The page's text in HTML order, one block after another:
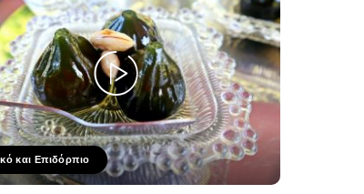
και Επιδόρπιο